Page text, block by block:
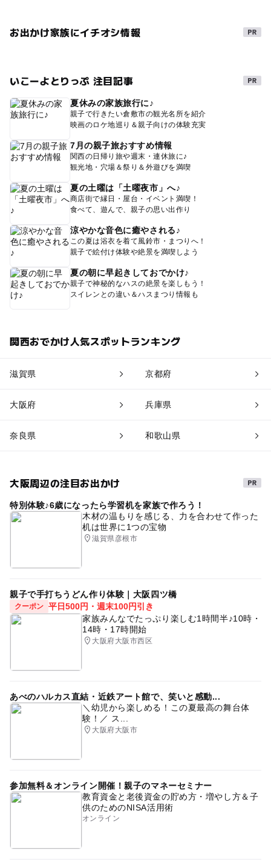
お出かけ家族にイチオシ情報
いこーよとりっぷ 注目記事
夏休みの家族旅行に♪
親子で行きたい倉敷市の観光名所を紹介
映画のロケ地巡り＆親子向けの体験充実
7月の親子旅おすすめ情報
関西の日帰り旅や週末・連休旅に♪
観光地・穴場＆祭り＆外遊びを満喫
夏の土曜は「土曜夜市」へ♪
商店街で縁日・屋台・イベント満喫！
食べて、遊んで、親子の思い出作り
涼やかな音色に癒やされる♪
この夏は浴衣を着て風鈴市・まつりへ！
親子で絵付け体験や絶景を満喫しよう
夏の朝に早起きしておでかけ♪
親子で神秘的なハスの絶景を楽しもう！
スイレンとの違い＆ハスまつり情報も
関西おでかけ人気スポットランキング
滋賀県 京都府
大阪府 兵庫県
奈良県 和歌山県
大阪周辺の注目お出かけ
特別体験♪6歳になったら学習机を家族で作ろう！
木材の温もりを感じる、力を合わせて作った
机は世界に1つの宝物
滋賀県彦根市
親子で手打ちうどん作り体験｜大阪四ツ橋
クーポン 平日500円・週末100円引き
家族みんなでたっぷり楽しむ1時間半♪10時・
14時・17時開始
大阪府大阪市西区
あべのハルカス直結・近鉄アート館で、笑いと感動...
＼幼児から楽しめる！この夏最高の舞台体
験！／ ス...
大阪府大阪市
参加無料＆オンライン開催！親子のマネーセミナー
教育資金と老後資金の貯め方・増やし方＆子
供のためのNISA活用術
オンライン